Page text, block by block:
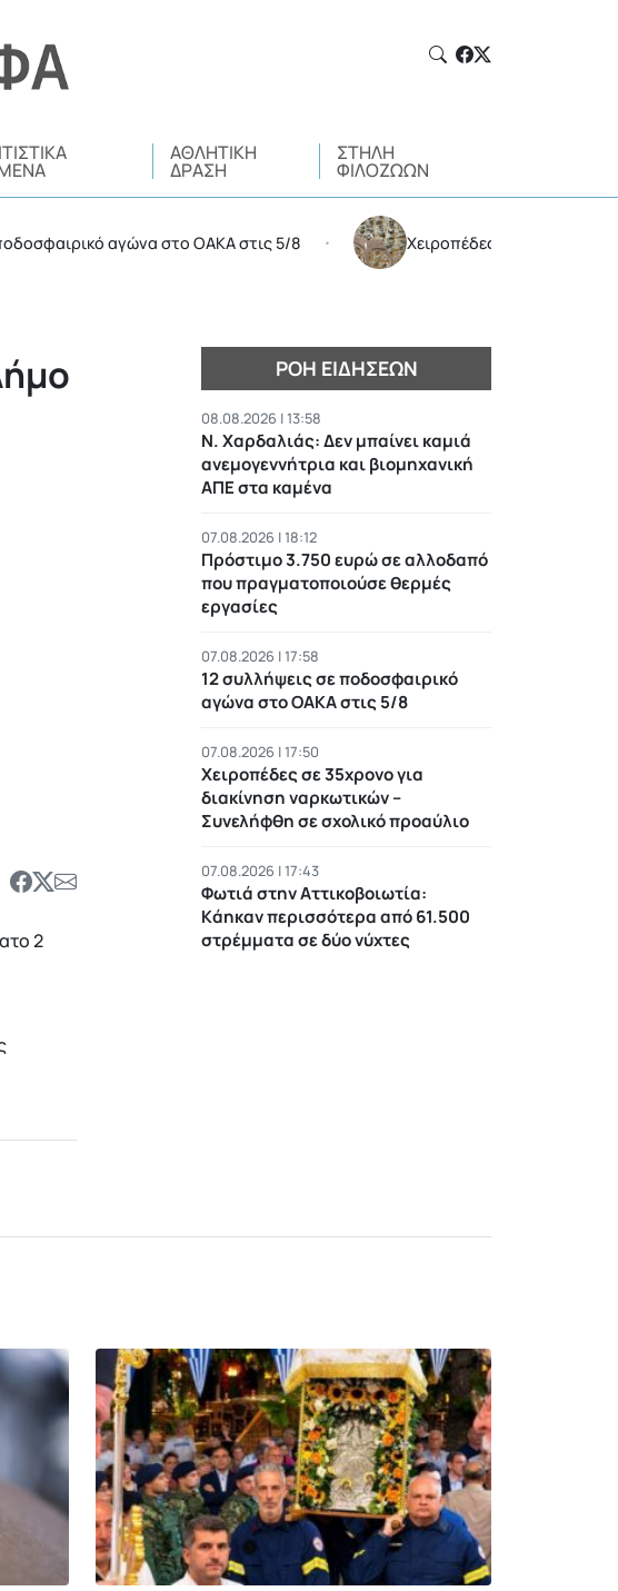
ΑΘΛΗΤΙΚΉ
ΔΡΆΣΗ
ΣΤΉΛΗ
ΦΙΛΌΖΩΩΝ
αγώνα στο ΟΑΚΑ στις 5/8 • Χειροπέδες σε 35χρονο για
2
ΡΟΉ ΕΙΔΉΣΕΩΝ
08.08.2026 | 13:58
Ν. Χαρδαλιάς: Δεν μπαίνει καμιά
ανεμογεννήτρια και βιομηχανική
ΑΠΕ στα καμένα
07.08.2026 | 18:12
Πρόστιμο 3.750 ευρώ σε αλλοδαπό
που πραγματοποιούσε θερμές
εργασίες
07.08.2026 | 17:58
12 συλλήψεις σε ποδοσφαιρικό
αγώνα στο ΟΑΚΑ στις 5/8
07.08.2026 | 17:50
Χειροπέδες σε 35χρονο για
διακίνηση ναρκωτικών –
Συνελήφθη σε σχολικό προαύλιο
07.08.2026 | 17:43
Φωτιά στην Αττικοβοιωτία:
Kάηκαν περισσότερα από 61.500
στρέμματα σε δύο νύχτες